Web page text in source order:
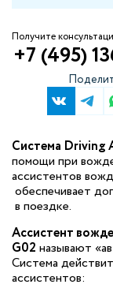
Получите
+7 (495)
Система Driving
помощи при
ассистентов
обеспечивает
в поездке.
Ассистент
G02 называют
Система
ассистентов: